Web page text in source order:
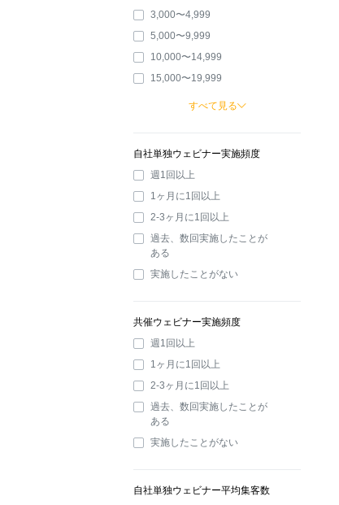
3,000〜4,999
5,000〜9,999
10,000〜14,999
15,000〜19,999
すべて見る
自社単独ウェビナー実施頻度
週1回以上
1ヶ月に1回以上
2-3ヶ月に1回以上
過去、数回実施したことが
ある
実施したことがない
共催ウェビナー実施頻度
週1回以上
1ヶ月に1回以上
2-3ヶ月に1回以上
過去、数回実施したことが
ある
実施したことがない
自社単独ウェビナー平均集客数